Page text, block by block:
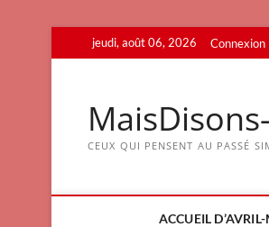
to
jeudi, août 06, 2026 Connexion
CEUX QUI PENSENT AU PASSÉ
ACCUEIL